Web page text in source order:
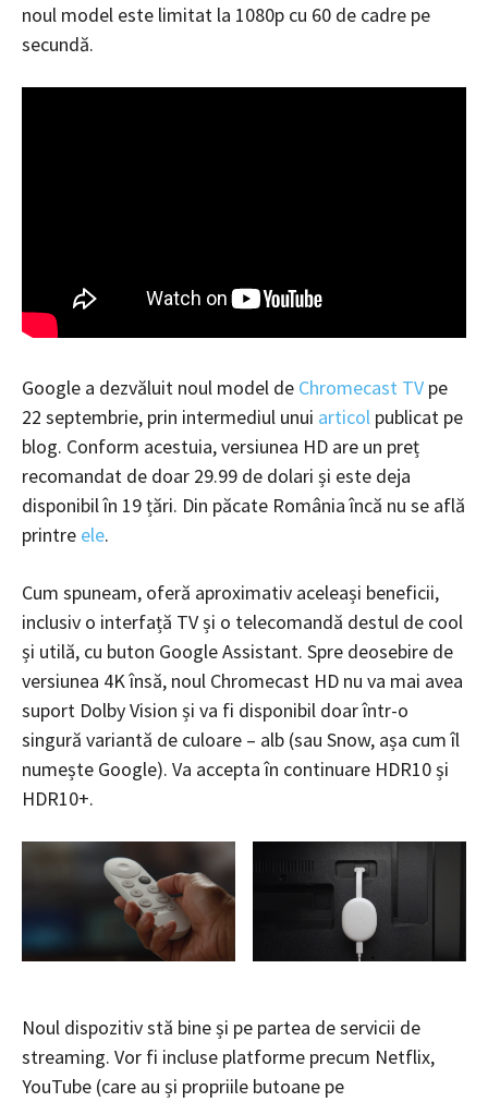
noul model este limitat la 1080p cu 60 de cadre pe
secundă.
Google a dezvăluit noul model de Chromecast TV pe
22 septembrie, prin intermediul unui articol publicat pe
blog. Conform acestuia, versiunea HD are un preț
recomandat de doar 29.99 de dolari și este deja
disponibil în 19 țări. Din păcate România încă nu se află
printre ele.
Cum spuneam, oferă aproximativ aceleași beneficii,
inclusiv o interfață TV și o telecomandă destul de cool
și utilă, cu buton Google Assistant. Spre deosebire de
versiunea 4K însă, noul Chromecast HD nu va mai avea
suport Dolby Vision și va fi disponibil doar într-o
singură variantă de culoare – alb (sau Snow, așa cum îl
numește Google). Va accepta în continuare HDR10 și
HDR10+.
Noul dispozitiv stă bine și pe partea de servicii de
streaming. Vor fi incluse platforme precum Netflix,
YouTube (care au și propriile butoane pe